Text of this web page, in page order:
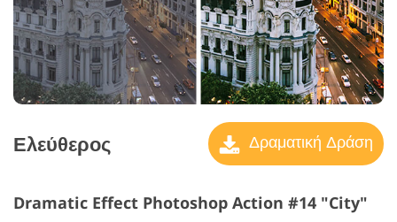
Ελεύθερος Δραματική Δράση
Dramatic Effect Photoshop Action #14 "City"